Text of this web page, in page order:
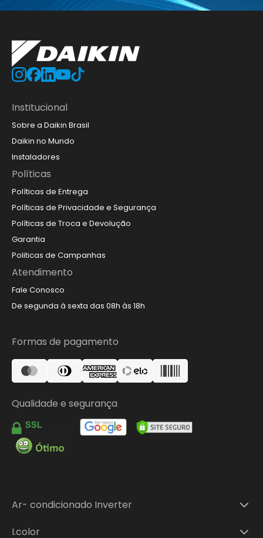
Institucional
Sobre a Daikin Brasil
Daikin no Mundo
Instaladores
Políticas
Políticas de Entrega
Políticas de Privacidade e Segurança
Políticas de Troca e Devolução
Garantia
Politicas de Campanhas
Atendimento
Fale Conosco
De segunda à sexta das 08h às 18h
Formas de pagamento
Qualidade e segurança
Ar- condicionado Inverter
Ar-condicionado Split Inverter 9.000 BTUs
I.color